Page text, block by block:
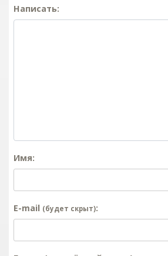
Написать:
Имя:
E-mail (будет скрыт):